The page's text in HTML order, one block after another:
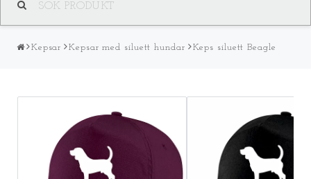
Kepsar Kepsar med siluett hundar Keps siluett Beagle